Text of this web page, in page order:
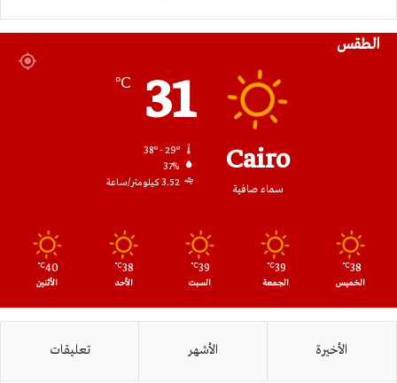
الموقع
الطقس
Cairo
سماء صافية
31
℃
37%
3.52 كيلومتر/ساعة
38
℃
الخميس
39
℃
الجمعة
39
℃
السبت
38
℃
الأحد
40
℃
الأثنين
الأخيرة الأشهر تعليقات